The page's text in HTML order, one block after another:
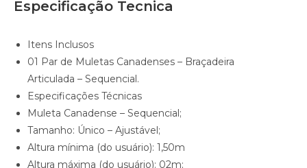
Especificação Tecnica
Itens Inclusos
01 Par de Muletas Canadenses – Braçadeira
Articulada – Sequencial.
Especificações Técnicas
Muleta Canadense – Sequencial;
Tamanho: Único – Ajustável;
Altura mínima (do usuário): 1,50m
Altura máxima (do usuário): 02m;